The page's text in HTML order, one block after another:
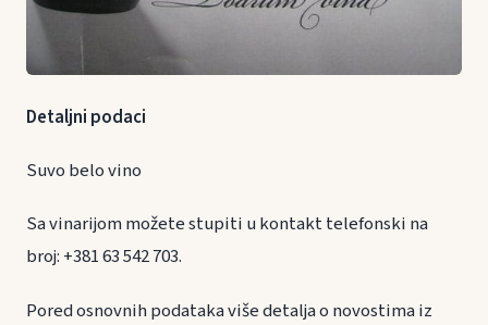
Detaljni podaci
Suvo belo vino
Sa vinarijom možete stupiti u kontakt telefonski na
broj: +381 63 542 703.
Pored osnovnih podataka više detalja o novostima iz